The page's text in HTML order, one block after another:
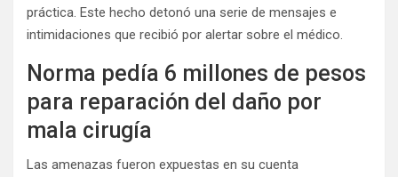
práctica. Este hecho detonó una serie de mensajes e
intimidaciones que recibió por alertar sobre el médico.
Norma pedía 6 millones de pesos
para reparación del daño por
mala cirugía
Las amenazas fueron expuestas en su cuenta